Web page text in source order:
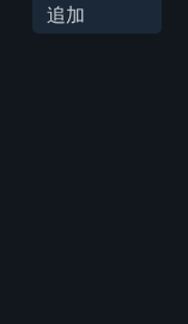
追加